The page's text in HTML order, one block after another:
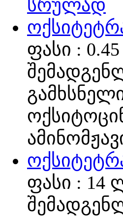
სრულად
ფასი :
ფასი : 14